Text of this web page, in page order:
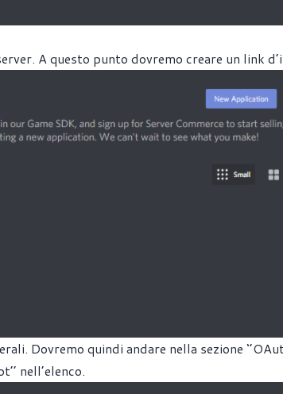
A questo punto dovremo creare un link
Dovremo quindi andare nella sezione
nell’elenco.